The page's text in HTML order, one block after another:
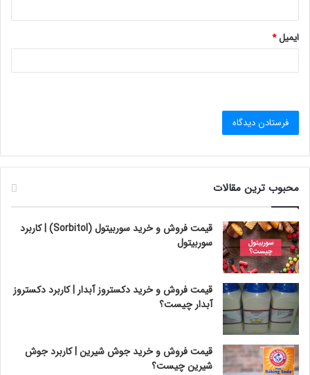
ایمیل*
محبوب ترین مقالات
قیمت فروش و خرید سوربیتول (Sorbitol) | کاربرد
سوربیتول
قیمت فروش و خرید دکستروز آبدار | کاربرد دکستروز
آبدار چیست؟
قیمت فروش و خرید جوش شیرین | کاربرد جوش
شیرین چیست؟